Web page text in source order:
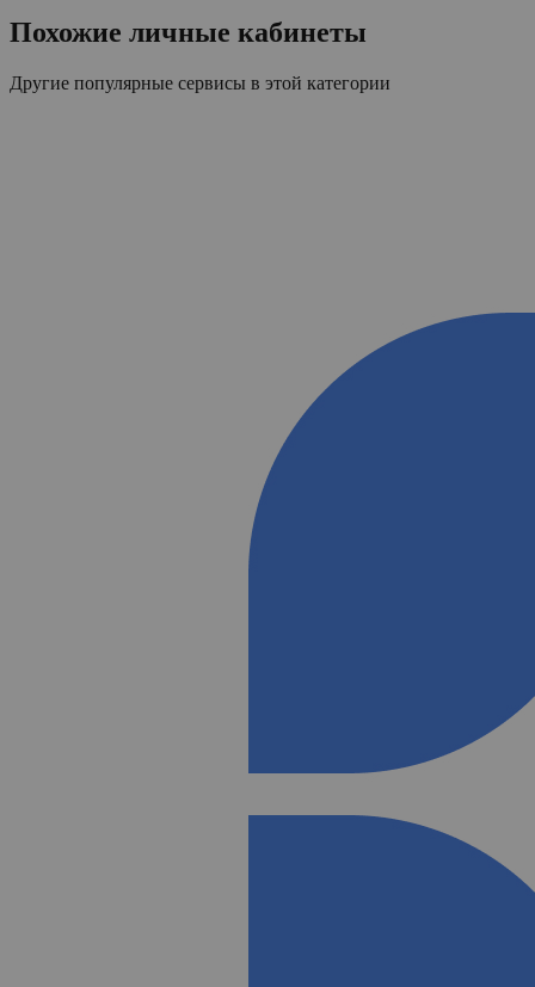
Похожие личные кабинеты
Другие популярные сервисы в этой категории